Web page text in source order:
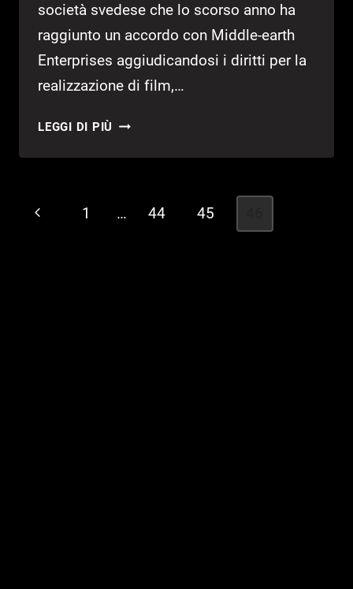
società svedese che lo scorso anno ha
raggiunto un accordo con Middle-earth
Enterprises aggiudicandosi i diritti per la
realizzazione di film,…
LEGGI DI PIÙ CINQUE
DEGLI
Navigazione
Pagina
1 … 44 45